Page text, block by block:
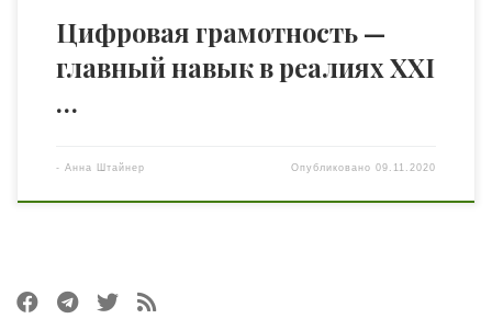
Цифровая грамотность —
главный навык в реалиях XXI
…
- Анна Штайнер Опубликовано09.11.2020